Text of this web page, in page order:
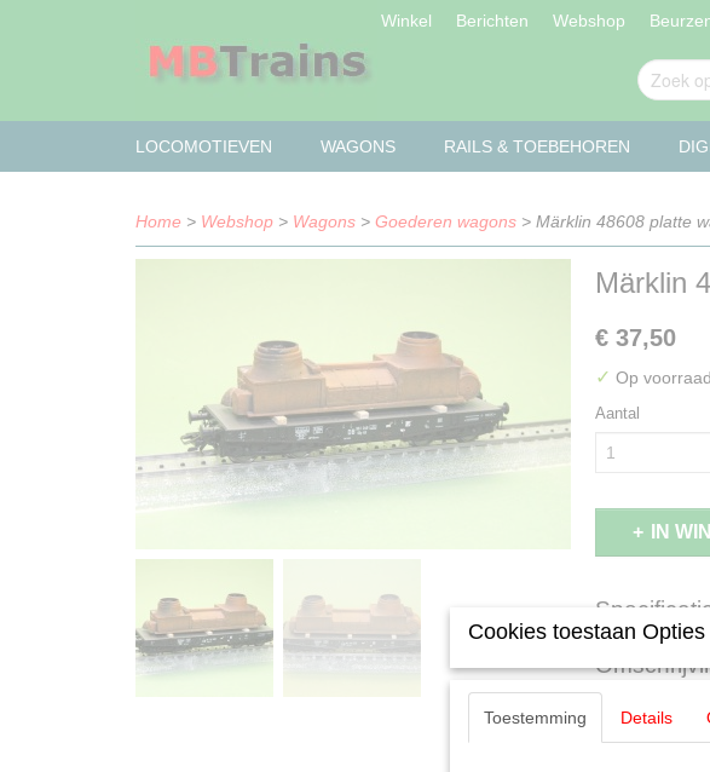
Winkel Berichten Webshop
LOCOMOTIEVEN WAGONS RAILS & TOEBEHOREN
Home > Webshop > Wagons > Goederen wagons > Märklin 48608 platte
Märklin
€ 37,50
✓ Op voorraad
Aantal
IN
EAN code
Schaal
Cookies toestaan Opties
Toestemming Details